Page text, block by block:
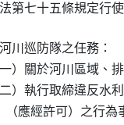
法第七十五條規定行
川巡防隊之任務：
一）關於河川區域、
二）執行取締違反
（應經許可）之行為